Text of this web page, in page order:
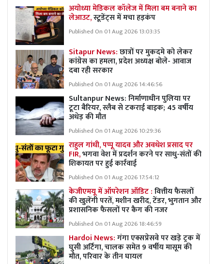
अयोध्या मेडिकल कॉलेज में मिला बम बनाने का
लेआउट,स्टूडेंट्स में मचा हड़कंप
Published On 01 Aug 2026 13:03:35
Sitapur News:छात्रों पर मुकदमे को लेकर
कांग्रेस का हमला, प्रदेश अध्यक्ष बोले- आवाज
दबा रही सरकार
Published On 01 Aug 2026 14:46:56
Sultanpur News: निर्माणाधीन पुलिया पर
टूटा बैरियर, स्लैब से टकराई बाइक; 45 वर्षीय
अधेड़ की मौत
Published On 01 Aug 2026 10:29:36
राहुल गांधी, पप्पू यादव और अवधेश प्रसाद पर
FIR,भगवा वेश में प्रदर्शन करने पर साधु-संतों की
शिकायत पर हुई कार्रवाई
Published On 01 Aug 2026 17:54:12
केजीएमयू में ऑपरेशन ऑडिट :वित्तीय फैसलों
की खुलेंगी परतें, मशीन खरीद, टेंडर, भुगतान और
प्रशासनिक फैसलों पर कैग की नजर
Published On 01 Aug 2026 18:46:59
Hardoi News:गंगा एक्सप्रेसवे पर खड़े ट्रक में
घुसी अर्टिगा, चालक समेत 9 वर्षीय मासूम की
मौत, परिवार के तीन घायल